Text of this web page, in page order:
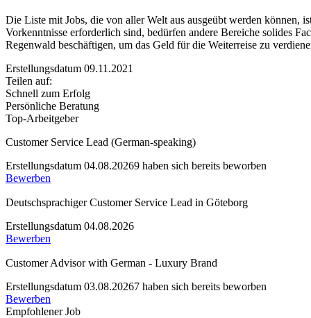
Die Liste mit Jobs, die von aller Welt aus ausgeübt werden können,
Vorkenntnisse erforderlich sind, bedürfen andere Bereiche solides
Regenwald beschäftigen, um das Geld für die Weiterreise zu
Erstellungsdatum 09.11.2021
Teilen auf:
Schnell zum Erfolg
Persönliche Beratung
Top-Arbeitgeber
Customer Service Lead (German-speaking)
Erstellungsdatum 04.08.20269 haben sich bereits beworben
Bewerben
Deutschsprachiger Customer Service Lead in Göteborg
Erstellungsdatum 04.08.2026
Bewerben
Customer Advisor with German - Luxury Brand
Erstellungsdatum 03.08.20267 haben sich bereits beworben
Bewerben
Empfohlener Job